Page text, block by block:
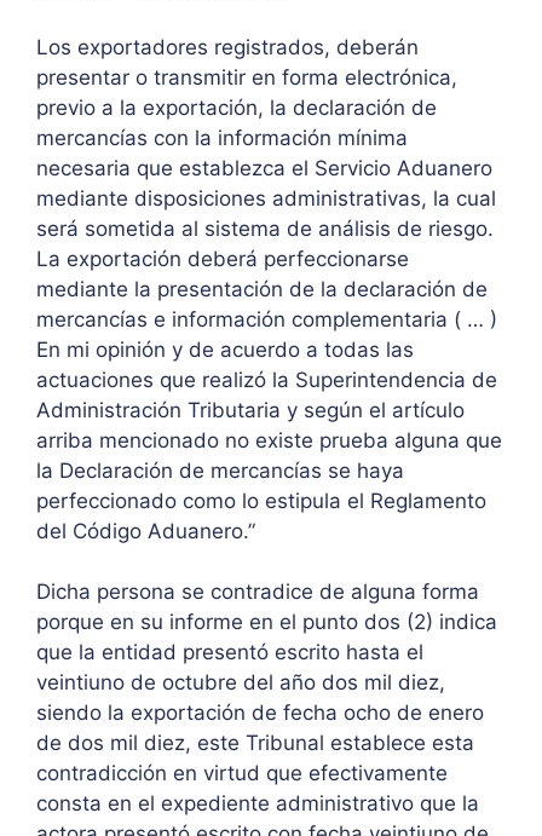
Los exportadores registrados, deberán
presentar o transmitir en forma electrónica,
previo a la exportación, la declaración de
mercancías con la información mínima
necesaria que establezca el Servicio Aduanero
mediante disposiciones administrativas, la cual
será sometida al sistema de análisis de riesgo.
La exportación deberá perfeccionarse
mediante la presentación de la declaración de
mercancías e información complementaria ( … )
En mi opinión y de acuerdo a todas las
actuaciones que realizó la Superintendencia de
Administración Tributaria y según el artículo
arriba mencionado no existe prueba alguna que
la Declaración de mercancías se haya
perfeccionado como lo estipula el Reglamento
del Código Aduanero.”
Dicha persona se contradice de alguna forma
porque en su informe en el punto dos (2) indica
que la entidad presentó escrito hasta el
veintiuno de octubre del año dos mil diez,
siendo la exportación de fecha ocho de enero
de dos mil diez, este Tribunal establece esta
contradicción en virtud que efectivamente
consta en el expediente administrativo que la